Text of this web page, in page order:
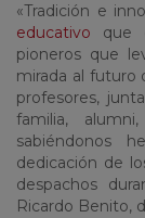
«Tradición e
educativo que
pioneros que
mirada al futuro
profesores,
familia,
sabiéndonos
dedicación de
despachos
Ricardo Benito,